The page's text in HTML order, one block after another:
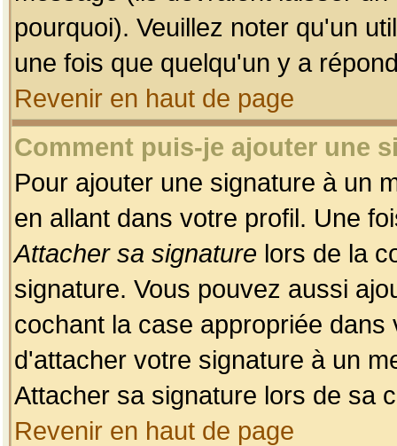
pourquoi). Veuillez noter qu'un
une fois que quelqu'un y a
Revenir en haut de page
Comment puis-je ajouter une
Pour ajouter une signature à un
en allant dans votre profil. Une
Attacher sa signature lors de la
signature. Vous pouvez aussi
cochant la case appropriée
d'attacher votre signature à un
Attacher sa signature lors de sa
Revenir en haut de page